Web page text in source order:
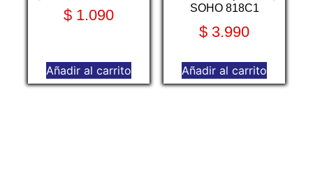
$ 1.090
Añadir al carrito
SOHO 818C1
$ 3.990
Añadir al carrito